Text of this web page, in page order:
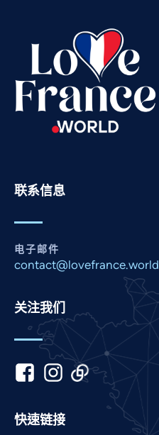
联系信息
电子邮件
contact@lovefrance.world
关注我们
快速链接